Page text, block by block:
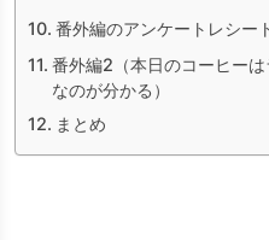
番外編のアンケートレシー
番外編2（本日のコーヒー
なのが分かる）
まとめ